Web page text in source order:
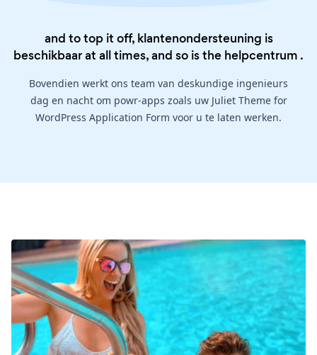
and to top it off, klantenondersteuning is
beschikbaar at all times, and so is the helpcentrum .
Bovendien werkt ons team van deskundige ingenieurs
dag en nacht om powr-apps zoals uw Juliet Theme for
WordPress Application Form voor u te laten werken.